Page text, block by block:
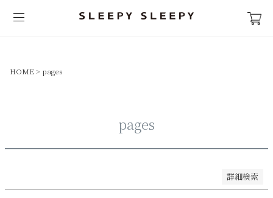
HOME pages
pages
詳細検索
検索